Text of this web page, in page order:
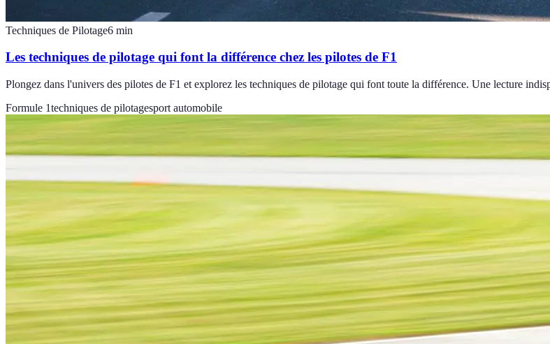
Techniques de Pilotage6 min
Les techniques de pilotage qui font la différence chez les pilotes de F1
Plongez dans l'univers des pilotes de F1 et explorez les techniques de pilotage qui font toute la différence. Une lecture
Formule 1techniques de pilotagesport automobile